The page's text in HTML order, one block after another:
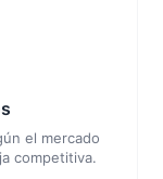
el mercado
competitiva.